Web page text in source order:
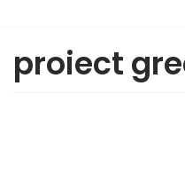
proiect